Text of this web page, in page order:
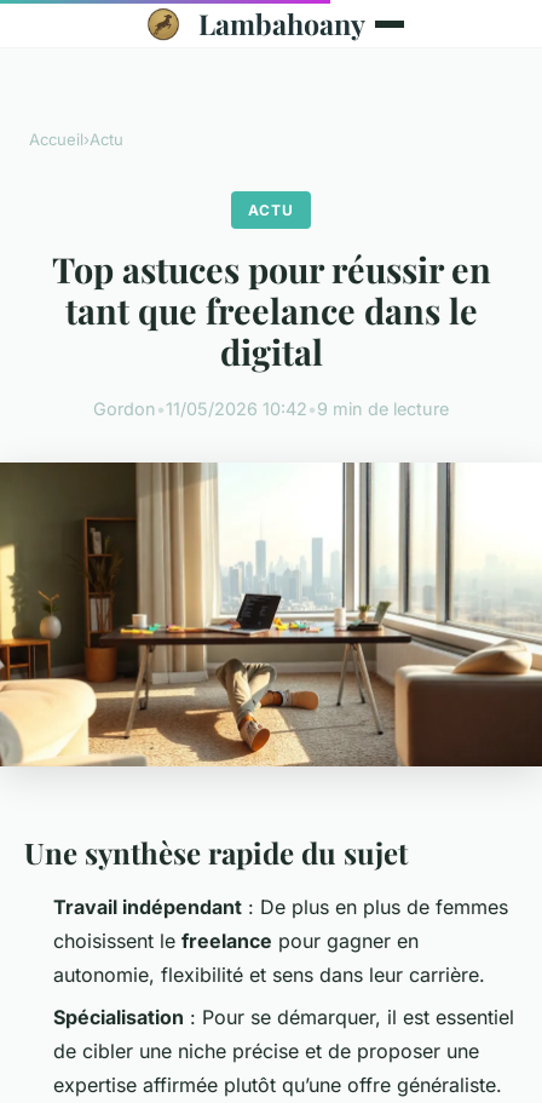
Lambahoany
Accueil›Actu
ACTU
Top astuces pour réussir en
tant que freelance dans le
digital
Gordon•11/05/2026 10:42•9 min de lecture
Une synthèse rapide du sujet
Travail indépendant : De plus en plus de femmes
choisissent le freelance pour gagner en
autonomie, flexibilité et sens dans leur carrière.
Spécialisation : Pour se démarquer, il est essentiel
de cibler une niche précise et de proposer une
expertise affirmée plutôt qu’une offre généraliste.